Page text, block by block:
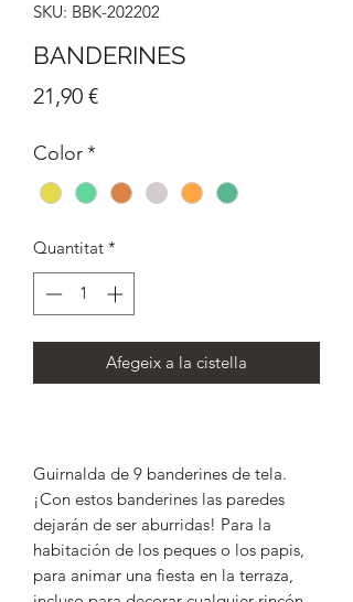
SKU: BBK-202202
BANDERINES
21,90 €Price
Color*
Quantitat *
Afegeix a la cistella
Guirnalda de 9 banderines de tela.
¡Con estos banderines las paredes
dejarán de ser aburridas! Para la
habitación de los peques o los papis,
para animar una fiesta en la terraza,